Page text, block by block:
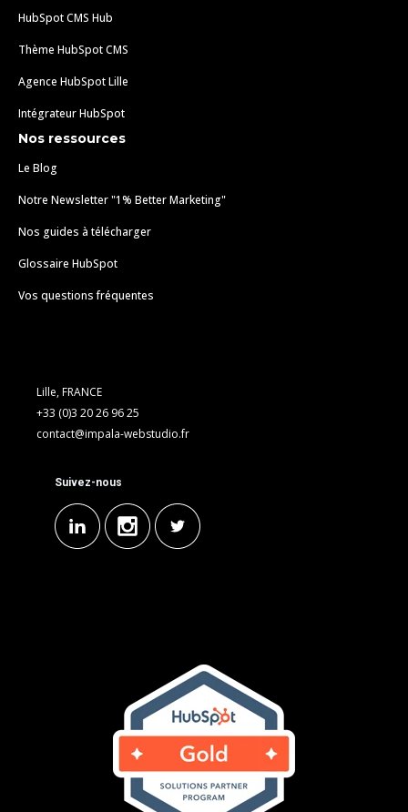
HubSpot CMS Hub
Thème HubSpot CMS
Agence HubSpot Lille
Intégrateur HubSpot
Nos ressources
Le Blog
Notre Newsletter "1% Better Marketing"
Nos guides à télécharger
Glossaire HubSpot
Vos questions fréquentes
Lille, FRANCE
+33 (0)3 20 26 96 25
contact@impala-webstudio.fr
Suivez-nous